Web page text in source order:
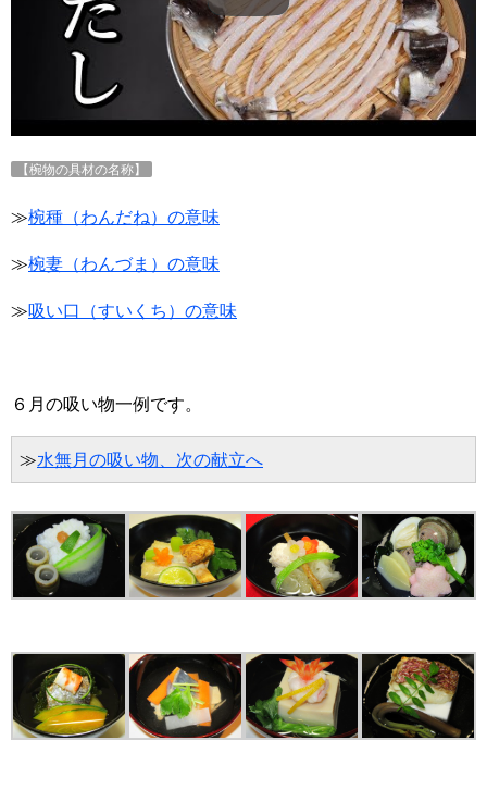
【椀物の具材の名称】
≫椀種（わんだね）の意味
≫椀妻（わんづま）の意味
≫吸い口（すいくち）の意味
６月の吸い物一例です。
≫水無月の吸い物、次の献立へ